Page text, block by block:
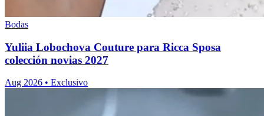
Bodas
Yuliia Lobochova Couture para Ricca Sposa
colección novias 2027
Aug 2026 • Exclusivo